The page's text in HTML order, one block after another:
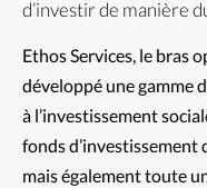
d’investir de manière
Ethos Services, le bras
développé une gamme
à l’investissement
fonds d’investissement
mais également toute